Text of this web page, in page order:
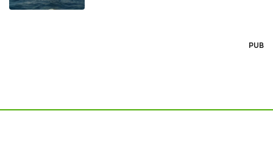
PUB